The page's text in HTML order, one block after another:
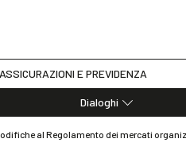
ASSICURAZIONI E PREVIDENZA
Dialoghi
al Regolamento dei mercati